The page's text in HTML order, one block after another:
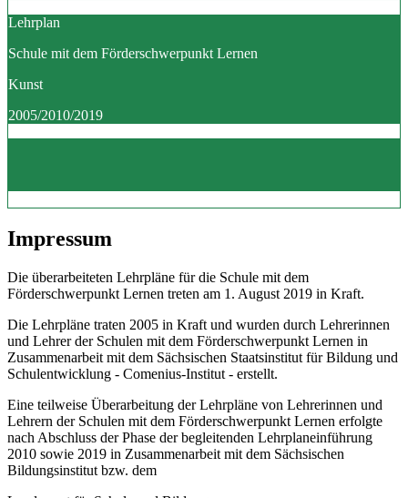
Lehrplan
Schule mit dem Förderschwerpunkt Lernen
Kunst
2005/2010/2019
Impressum
Die überarbeiteten Lehrpläne für die Schule mit dem
Förderschwerpunkt Lernen treten am 1. August 2019 in Kraft.
Die Lehrpläne traten 2005 in Kraft und wurden durch Lehrerinnen
und Lehrer der Schulen mit dem Förderschwerpunkt Lernen in
Zusammenarbeit mit dem Sächsischen Staatsinstitut für Bildung und
Schulentwicklung - Comenius-Institut - erstellt.
Eine teilweise Überarbeitung der Lehrpläne von Lehrerinnen und
Lehrern der Schulen mit dem Förderschwerpunkt Lernen erfolgte
nach Abschluss der Phase der begleitenden Lehrplaneinführung
2010 sowie 2019 in Zusammenarbeit mit dem Sächsischen
Bildungsinstitut bzw. dem